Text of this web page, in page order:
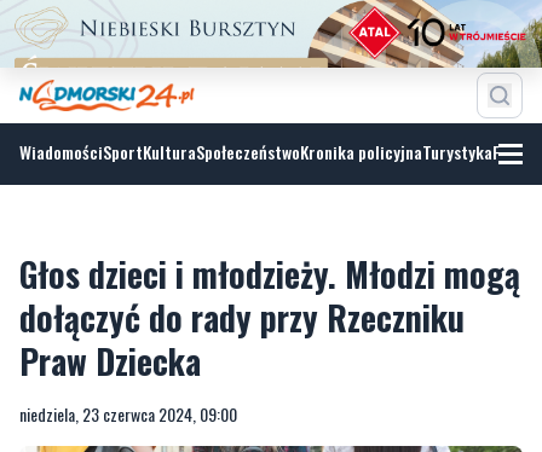
WiadomościSportKulturaSpołeczeństwoKronika policyjnaTurystyka
Głos dzieci i młodzieży. Młodzi mogą
dołączyć do rady przy Rzeczniku